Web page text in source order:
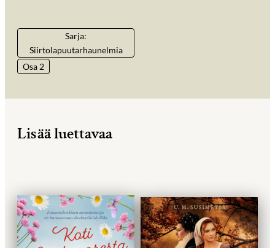
Sarja:
Siirtolapuutarhaunelmia
Osa 2
Lisää luettavaa